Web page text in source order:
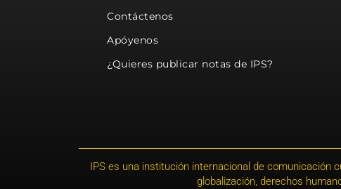
Contáctenos
Apóyenos
¿Quieres publicar notas de IPS?
IPS es una institución internacional de comunicación
globalización, derechos